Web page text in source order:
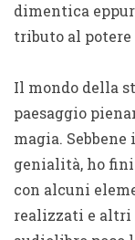
dimentica
tributo al
Il mondo della
paesaggio
magia.
genialità, ho
con alcuni
realizzati e altri